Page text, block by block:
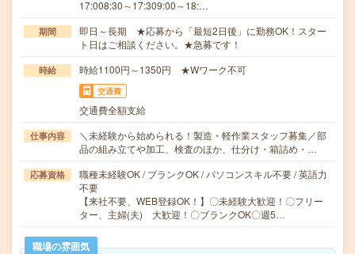
17:008:30～17:309:00～18:…
期間
即日～長期 ★応募から「最短2日後」に勤務OK！スター
ト日はご相談ください。★急募です！
時給 時給1100円～1350円 ★Wワーク不可
交通費
交通費全額支給
仕事内容
＼未経験から始められる！製造・軽作業スタッフ募集／部
品の組み立てや加工、検査のほか、仕分け・箱詰め・…
応募資格
職種未経験OK / ブランクOK / パソコンスキル不要 / 英語力
不要
【来社不要、WEB登録OK！】〇未経験大歓迎！〇フリー
ター、主婦(夫) 大歓迎！〇ブランクOK〇週5…
職場の雰囲気